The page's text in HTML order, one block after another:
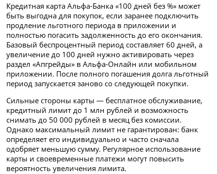
Кредитная карта Альфа-Банка «100 дней без %» может
быть выгодна для покупок, если заранее подключить
продление льготного периода в приложении и
полностью погасить задолженность до его окончания.
Базовый беспроцентный период составляет 60 дней, а
увеличение до 100 дней нужно активировать через
раздел «Апгрейды» в Альфа-Онлайн или мобильном
приложении. После полного погашения долга льготный
период запускается заново со следующей покупки.
Сильные стороны карты — бесплатное обслуживание,
кредитный лимит до 1 млн рублей и возможность
снимать до 50 000 рублей в месяц без комиссии.
Однако максимальный лимит не гарантирован: банк
определяет его индивидуально и часто сначала
одобряет меньшую сумму. Регулярное использование
карты и своевременные платежи могут повысить
вероятность увеличения лимита.